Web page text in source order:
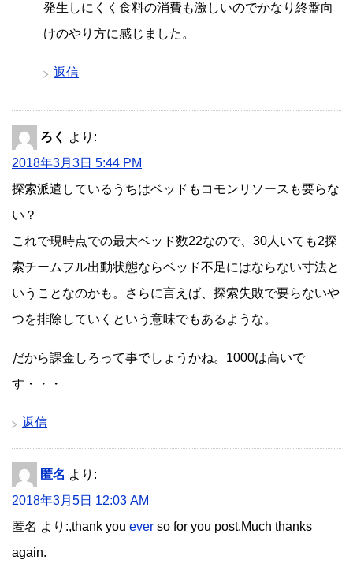
発生しにくく食料の消費も激しいのでかなり終盤向
けのやり方に感じました。
返信
ろく
より:
2018年3月3日 5:44 PM
探索派遣しているうちはベッドもコモンリソースも要らな
い？
これで現時点での最大ベッド数22なので、30人いても2探
索チームフル出動状態ならベッド不足にはならない寸法と
いうことなのかも。さらに言えば、探索失敗で要らないや
つを排除していくという意味でもあるような。
だから課金しろって事でしょうかね。1000は高いで
す・・・
返信
匿名 より:
2018年3月5日 12:03 AM
匿名 より:,thank you ever so for you post.Much thanks
again.